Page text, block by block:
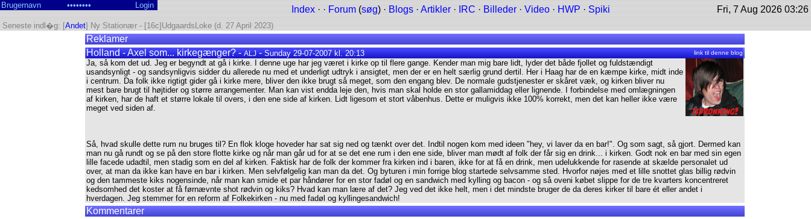
Index· · Forum(søg) · Blogs· Artikler· IRC · Billeder· Video· HWP · Spiki Fri, 7 Aug 2026 03:26
Seneste indl�g: [Andet] Ny Stationær - [16c]UdgaardsLoke (d. 27 April 2023)
Reklamer
Holland - Axel som... kirkegænger? -ALJ-Sunday 29-07-2007 kl. 20:13 link til denne blog
Ja, så kom det ud. Jeg er begyndt at gå i kirke. I denne uge har jeg været i kirke op til flere gange. Kender man mig bare lidt, lyder det både fjollet og fuldstændigt
usandsynligt - og sandsynligvis sidder du allerede nu med et underligt udtryk i ansigtet, men der er en helt særlig grund dertil. Her i Haag har de en kæmpe kirke, midt inde
i centrum. Da folk ikke rigtigt gider gå i kirke mere, bliver den ikke brugt så meget, som den engang blev. De normale gudstjenester er skåret væk, og kirken bliver nu
mest bare brugt til højtider og større arrangementer. Man kan vist endda leje den, hvis man skal holde en stor gallamiddag eller lignende. I forbindelse med omlægningen
af kirken, har de haft et større lokale til overs, i den ene side af kirken. Lidt ligesom et stort våbenhus. Dette er muligvis ikke 100% korrekt, men det kan heller ikke være
meget ved siden af.
Så, hvad skulle dette rum nu bruges til? En flok kloge hoveder har sat sig ned og tænkt over det. Indtil nogen kom med ideen "hey, vi laver da en bar!". Og som sagt, så gjort. Dermed kan
man nu gå rundt og se på den store flotte kirke og når man går ud for at se det ene rum i den ene side, bliver man mødt af folk der får sig en drink... i kirken. Godt nok en bar med sin egen
lille facede udadtil, men stadig som en del af kirken. Faktisk har de folk der kommer fra kirken ind i baren, ikke for at få en drink, men udelukkende for rasende at skælde personalet ud
over, at man da ikke kan have en bar i kirken. Men selvfølgelig kan man da det. Og byturen i min forrige blog startede selvsamme sted. Hvorfor nøjes med et lille snottet glas billig rødvin
og den tammeste kiks nogensinde, når man kan smide et par håndører for en stor fadøl og en sandwich med kylling og bacon - og så oveni købet slippe for de tre kvarters koncentreret
kedsomhed det koster at få førnævnte shot rødvin og kiks? Hvad kan man lære af det? Jeg ved det ikke helt, men i det mindste bruger de da deres kirker til bare ét eller andet i
hverdagen. Jeg stemmer for en reform af Folkekirken - nu med fadøl og kyllingesandwich!
Kommentarer